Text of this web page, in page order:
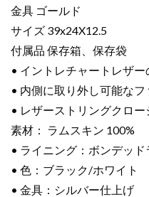
金具 ゴールド
サイズ 39x24X12.5
付属品 保存箱、保存袋
• イントレチャートレザ
• 内側に取り外し可能な
• レザーストリングクロー
素材： ラムスキン 100%
• ライニング：ボンデッド
• 色：ブラック/ホワイト
• 金具：シルバー仕上げ